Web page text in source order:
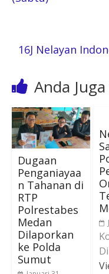
16J Nelayan
Anda
Dugaan
Penganiayaa
n Tahanan di
RTP
Polrestabes
Medan
Dilaporkan
ke Polda
Sumut